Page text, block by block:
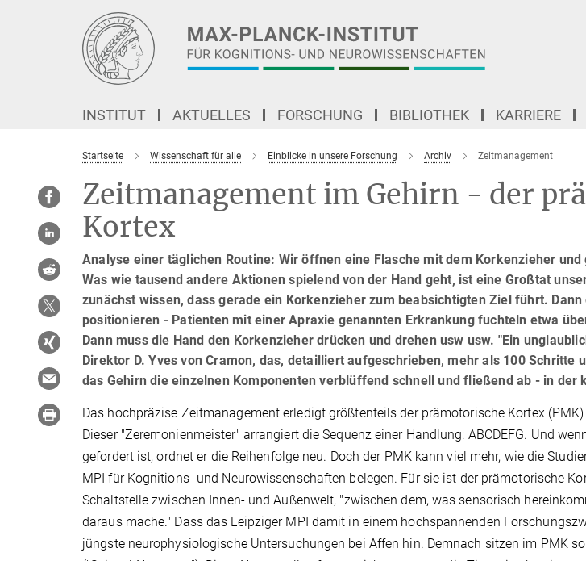
INSTITUT AKTUELLES FORSCHUNG BIBLIOTHEK KARRIERE
Startseite Wissenschaft für alle Einblicke in unsere Forschung Archiv Zeitmanagement
Zeitmanagement im Gehirn - der
Kortex
Analyse einer täglichen Routine: Wir öffnen eine Flasche mit dem Korkenzieher und
Was wie tausend andere Aktionen spielend von der Hand geht, ist eine Großtat
zunächst wissen, dass gerade ein Korkenzieher zum beabsichtigten Ziel führt.
positionieren - Patienten mit einer Apraxie genannten Erkrankung fuchteln etwa
Dann muss die Hand den Korkenzieher drücken und drehen usw usw. "Ein
Direktor D. Yves von Cramon, das, detailliert aufgeschrieben, mehr als 100 Schritte
das Gehirn die einzelnen Komponenten verblüffend schnell und fließend ab - in der
Das hochpräzise Zeitmanagement erledigt größtenteils der prämotorische Kortex
Dieser "Zeremonienmeister" arrangiert die Sequenz einer Handlung: ABCDEFG. Und
gefordert ist, ordnet er die Reihenfolge neu. Doch der PMK kann viel mehr, wie die
MPI für Kognitions- und Neurowissenschaften belegen. Für sie ist der prämotorische
Schaltstelle zwischen Innen- und Außenwelt, "zwischen dem, was sensorisch
daraus mache." Dass das Leipziger MPI damit in einem hochspannenden
jüngste neurophysiologische Untersuchungen bei Affen hin. Demnach sitzen im PMK